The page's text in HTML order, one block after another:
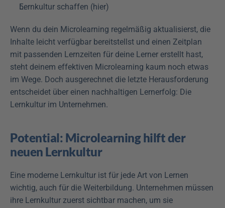
Lernkultur schaffen (hier)
Wenn du dein Microlearning regelmäßig aktualisierst, die
Inhalte leicht verfügbar bereitstellst und einen Zeitplan
mit passenden Lernzeiten für deine Lerner erstellt hast,
steht deinem effektiven Microlearning kaum noch etwas
im Wege. Doch ausgerechnet die letzte Herausforderung
entscheidet über einen nachhaltigen Lernerfolg: Die
Lernkultur im Unternehmen.
Potential: Microlearning hilft der
neuen Lernkultur
Eine moderne Lernkultur ist für jede Art von Lernen
wichtig, auch für die Weiterbildung. Unternehmen müssen
ihre Lernkultur zuerst sichtbar machen, um sie